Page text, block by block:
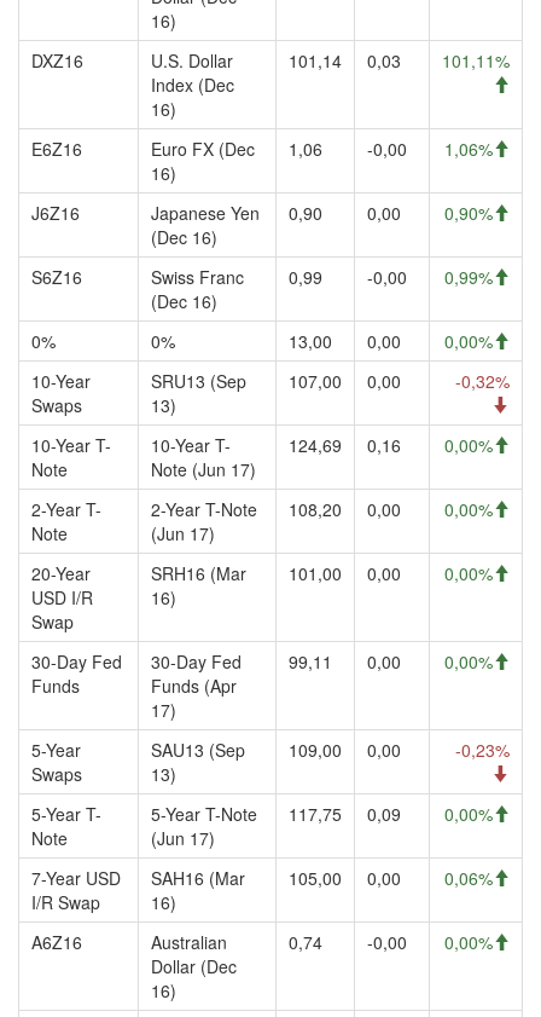
16)
DXZ16
U.S. Dollar
Index (Dec
16)
101,14 0,03 101,11%
E6Z16
Euro FX (Dec
16)
1,06 -0,00 1,06%
J6Z16
Japanese Yen
(Dec 16)
0,90 0,00 0,90%
S6Z16
Swiss Franc
(Dec 16)
0,99 -0,00 0,99%
0% 0% 13,00 0,00
0,00%
10-Year
Swaps
SRU13 (Sep
13)
107,00 0,00 -0,32%
10-Year T-
Note
10-Year T-
Note (Jun 17)
124,69 0,16 0,00%
2-Year T-
Note
2-Year T-Note
(Jun 17)
108,20 0,00 0,00%
20-Year
USD I/R
Swap
SRH16 (Mar
16)
101,00 0,00 0,00%
30-Day Fed
Funds
30-Day Fed
Funds (Apr
17)
99,11 0,00 0,00%
5-Year
Swaps
SAU13 (Sep
13)
109,00 0,00 -0,23%
5-Year T-
Note
5-Year T-Note
(Jun 17)
117,75 0,09 0,00%
7-Year USD
I/R Swap
SAH16 (Mar
16)
105,00 0,00 0,06%
A6Z16
Australian
Dollar (Dec
16)
0,74 -0,00 0,00%